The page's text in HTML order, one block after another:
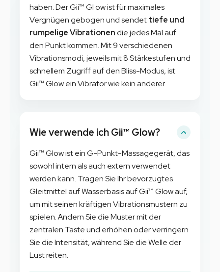
haben. DerGii™ Glow ist für maximales
Vergnügen gebogen und sendettiefe und
rumpelige Vibrationendie jedes Mal auf
den Punkt kommen. Mit 9 verschiedenen
Vibrationsmodi, jeweils mit 8 Stärkestufen und
schnellem Zugriff auf den Bliss-Modus, ist
Gii™ Glowein Vibrator wie kein anderer.
Wie verwende ich Gii™ Glow?
Gii™ Glow ist ein G-Punkt-Massagegerät, das
sowohl intern als auch extern verwendet
werden kann. Tragen Sie Ihr bevorzugtes
Gleitmittel auf Wasserbasis auf Gii™ Glow auf,
um mit seinen kräftigen Vibrationsmustern zu
spielen. Ändern Sie die Muster mit der
zentralen Taste und erhöhen oder verringern
Sie die Intensität, während Sie die Welle der
Lust reiten.